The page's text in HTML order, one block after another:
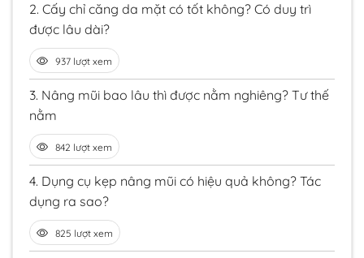
2. Cấy chỉ căng da mặt có tốt không? Có duy trì
được lâu dài?
937 lượt xem
3. Nâng mũi bao lâu thì được nằm nghiêng? Tư thế
nằm
842 lượt xem
4. Dụng cụ kẹp nâng mũi có hiệu quả không? Tác
dụng ra sao?
825 lượt xem